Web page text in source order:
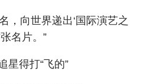
向世界递出‘国际演艺之
名片。”
得打“飞的”